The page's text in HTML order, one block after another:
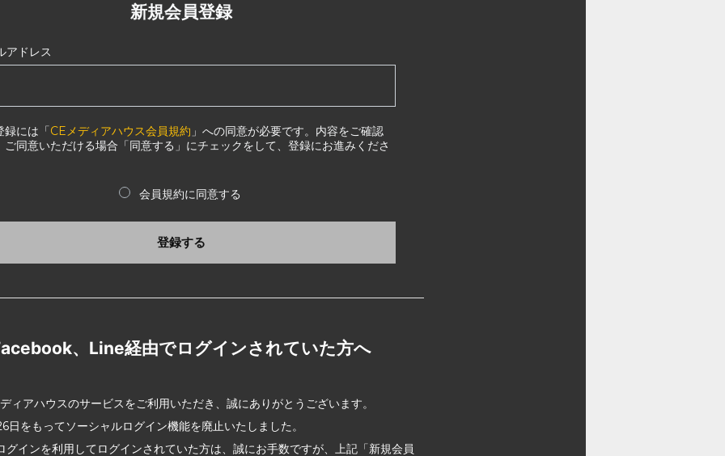
新規会員登録
アドレス
録には「CEメディアハウス会員規約 」への同意が必要です。内容をご確認
ご同意いただける場合「同意する」にチェックをして、登録にお進みくださ
会員規約に同意する
登録する
、Line経由でログインされていた方へ
ィアハウスのサービスをご利用いただき、誠にありがとうございます。
日をもってソーシャルログイン機能を廃止いたしました。
グインを利用してログインされていた方は、誠にお手数ですが、上記「新規会員